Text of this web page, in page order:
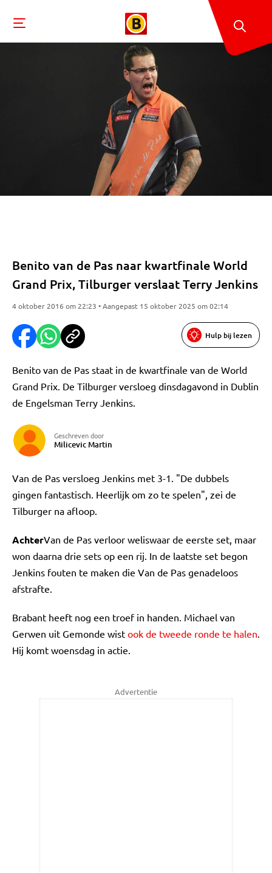
Benito van de Pas naar kwartfinale World
Grand Prix, Tilburger verslaat Terry Jenkins
4 oktober 2016 om 22:23 • Aangepast 15 oktober 2025 om 02:14
Hulp bij lezen
Benito van de Pas staat in de kwartfinale van de World
Grand Prix. De Tilburger versloeg dinsdagavond in Dublin
de Engelsman Terry Jenkins.
Geschreven door
Milicevic Martin
Van de Pas versloeg Jenkins met 3-1. "De dubbels
gingen fantastisch. Heerlijk om zo te spelen", zei de
Tilburger na afloop.
AchterVan de Pas verloor weliswaar de eerste set, maar
won daarna drie sets op een rij. In de laatste set begon
Jenkins fouten te maken die Van de Pas genadeloos
afstrafte.
Brabant heeft nog een troef in handen. Michael van
Gerwen uit Gemonde wist ook de tweede ronde te halen.
Hij komt woensdag in actie.
Advertentie